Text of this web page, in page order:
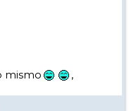
mismo ,